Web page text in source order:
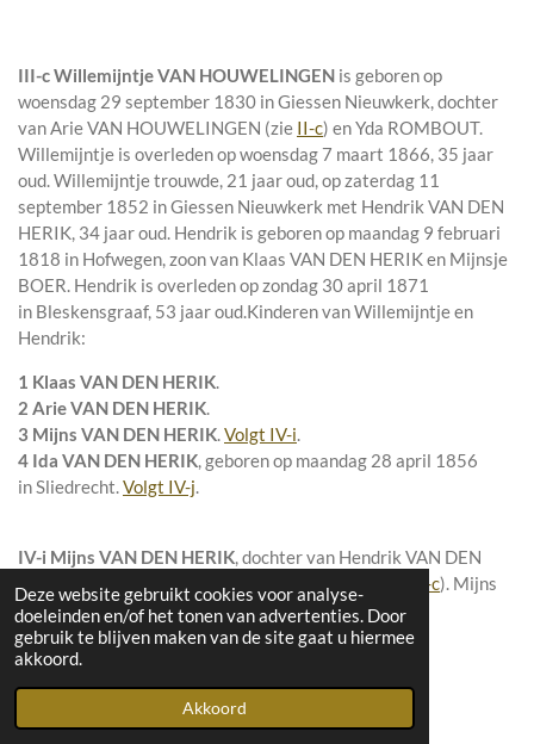
Deze website gebruikt cookies voor analyse-
doeleinden en/of het tonen van advertenties. Door
gebruik te blijven maken van de site gaat u hiermee
akkoord.
Akkoord
III-cWillemijntje VAN HOUWELINGEN is geboren op
woensdag 29 september 1830 inGiessen Nieuwkerk, dochter
vanArie VAN HOUWELINGEN (zie II-c) enYda ROMBOUT.
Willemijntje is overleden op woensdag 7 maart 1866, 35 jaar
oud. Willemijntje trouwde, 21 jaar oud, op zaterdag 11
september 1852 inGiessen Nieuwkerk met Hendrik VAN DEN
HERIK, 34 jaar oud. Hendrik is geboren op maandag 9 februari
1818 in Hofwegen, zoon van Klaas VAN DEN HERIK en Mijnsje
BOER. Hendrik is overleden op zondag 30 april 1871
in Bleskensgraaf, 53 jaar oud.Kinderen van Willemijntje en
Hendrik:
1 Klaas VAN DEN HERIK.
2 Arie VAN DEN HERIK.
3 Mijns VAN DEN HERIK.Volgt IV-i.
4 Ida VAN DEN HERIK, geboren op maandag 28 april 1856
inSliedrecht.Volgt IV-j.
IV-i Mijns VAN DEN HERIK, dochter van Hendrik VAN DEN
HERIK en
Willemijntje VAN HOUWELINGEN (zie III-c). Mijns
trouwde metAart KROON.Kind van Mijns en Aart:
1 Hendrik KROON